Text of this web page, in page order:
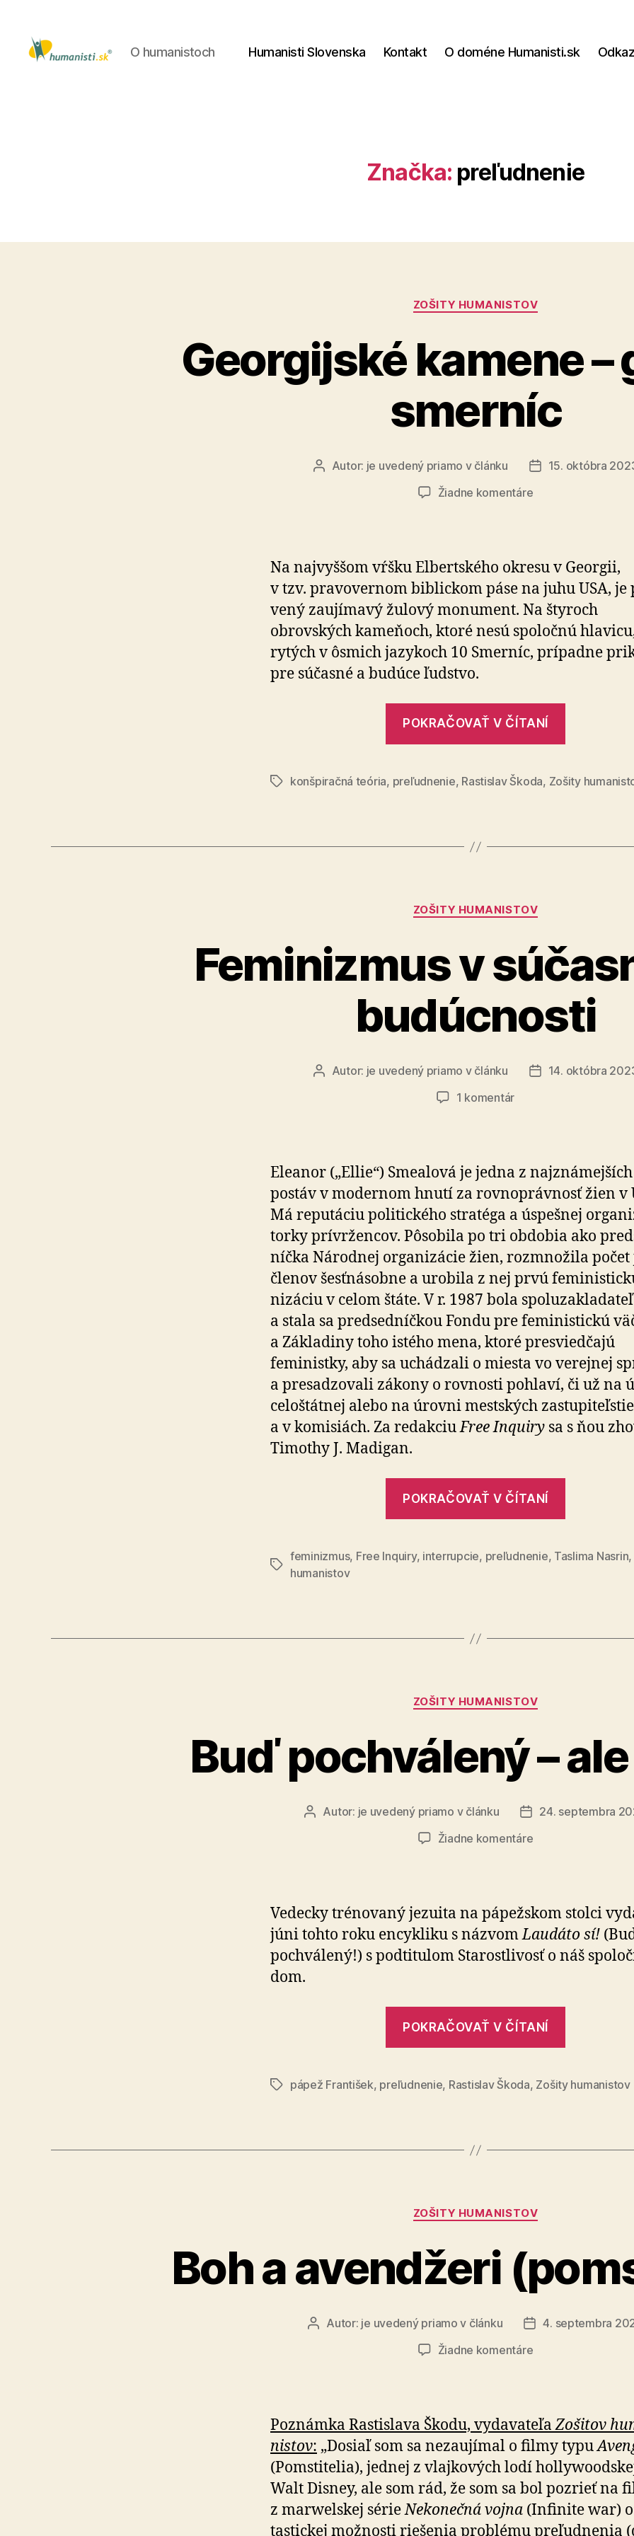
O humanistoch Humanisti Slovenska Kontakt O doméne Humanisti.sk
Značka: preľudnenie
Kategórie
ZOŠITY HUMANISTOV
Georgijské kamene –
smerníc
AutorAutor: je uvedený priamo v článku
Dátum
15. októbra
Žiadne komentárena
granity
smerníc
Na najvyššom vŕšku Elbertského okresu v Georgii,
v tzv. pra­vo­ver­nom biblickom páse na juhu USA, je
vený zau­jí­mavý žulový monu­ment. Na štyroch
obrovských kameňoch, ktoré nesú spo­ločnú
ry­tých v ôsmich jazy­koch 10 Smerníc, prí­padne
pre sú­časné a bu­dúce ľudstvo.
POKRAČOVAŤ V ČÍTANÍ
granity
Značkykonšpiračná teória, preľudnenie, Rastislav Škoda, Zošity
Kategórie
ZOŠITY HUMANISTOV
Feminizmus v
budúcnosti
AutorAutor: je uvedený priamo v článku
Dátum
14. októbra
1 komentárna
budúcnosti
Eleanor („Ellie“) Smealová je jedna z najznámejších
postáv v mo­der­nom hnutí za rov­no­práv­nosť žien v
Má reputáciu po­li­tic­kého stra­téga a úspešnej
torky prívržencov. Pôsobila po tri obdobia ako
níčka Národnej orga­ni­zácie žien, rozm­no­žila počet
členov šesť­ná­sobne a uro­bila z nej prvú
ni­záciu v celom štáte. V r. 1987 bola
a stala sa pred­sed­níčkou Fondu pre fe­mi­nis­tickú
a Základiny toho istého mena, ktoré presviedčajú
feministky, aby sa uchá­dzali o miesta vo ve­rej­nej
a pre­sa­dzo­vali zákony o rovnosti pohlaví, či už na
celo­štátnej alebo na úrovni mestských
a v ko­mi­siách. Za re­dakciuFree Inquiry sa s ňou
Timothy J. Madigan.
POKRAČOVAŤ V ČÍTANÍ
a
Značky
feminizmus, Free Inquiry, interrupcie, preľudnenie, Taslima Nasrin,
humanistov
Kategórie
ZOŠITY HUMANISTOV
Buď pochválený –
AutorAutor: je uvedený priamo v článku
Dátum
24. septembra
Žiadne komentárena
ale
začo?
Vedecky trénovaný jezuita na pápežskom stolci
júni tohto roku encykliku s názvomLaudáto sí!
pochválený!) s podtitulom Starostlivosť o náš
dom.
POKRAČOVAŤ V ČÍTANÍ
ale
Značkypápež František, preľudnenie, Rastislav Škoda, Zošity humanistov
Kategórie
ZOŠITY HUMANISTOV
Boh a avendžeri
AutorAutor: je uvedený priamo v článku
Dátum
4. septembra
Žiadne komentárena
(pomstitelia)
Poznámka Rastislava Škodu, vy­da­va­teľaZo­ši­tov
nistov: „Dosiaľ som sa ne­za­u­jí­mal o filmy typu
(Pomsti­telia), jednej z vlaj­kových lodí
Walt Disney, ale som rád, že som sa bol pozrieť na
z mar­welskej sérieNe­ko­nečná vojna (Infinite war)
tas­tickej možnosti rie­šenia problému pre­ľud­nenia